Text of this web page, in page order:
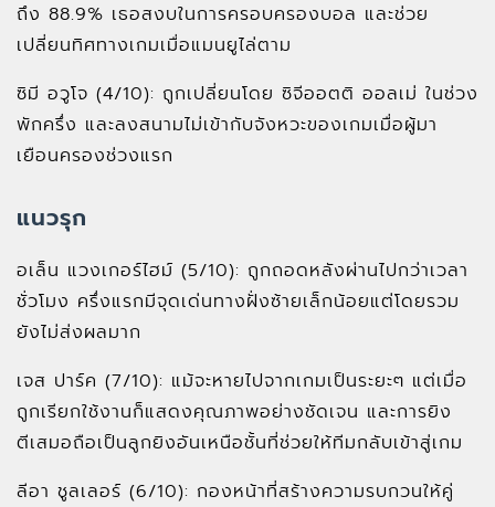
ถึง 88.9% เธอสงบในการครอบครองบอล และช่วย
เปลี่ยนทิศทางเกมเมื่อแมนยูไล่ตาม
ซิมี อวูโจ (4/10): ถูกเปลี่ยนโดย ซิจีออตติ ออลเม่ ในช่วง
พักครึ่ง และลงสนามไม่เข้ากับจังหวะของเกมเมื่อผู้มา
เยือนครองช่วงแรก
แนวรุก
อเล็น แวงเกอร์ไฮม์ (5/10): ถูกถอดหลังผ่านไปกว่าเวลา
ชั่วโมง ครึ่งแรกมีจุดเด่นทางฝั่งซ้ายเล็กน้อยแต่โดยรวม
ยังไม่ส่งผลมาก
เจส ปาร์ค (7/10): แม้จะหายไปจากเกมเป็นระยะๆ แต่เมื่อ
ถูกเรียกใช้งานก็แสดงคุณภาพอย่างชัดเจน และการยิง
ตีเสมอถือเป็นลูกยิงอันเหนือชั้นที่ช่วยให้ทีมกลับเข้าสู่เกม
ลีอา ชูลเลอร์ (6/10): กองหน้าที่สร้างความรบกวนให้คู่